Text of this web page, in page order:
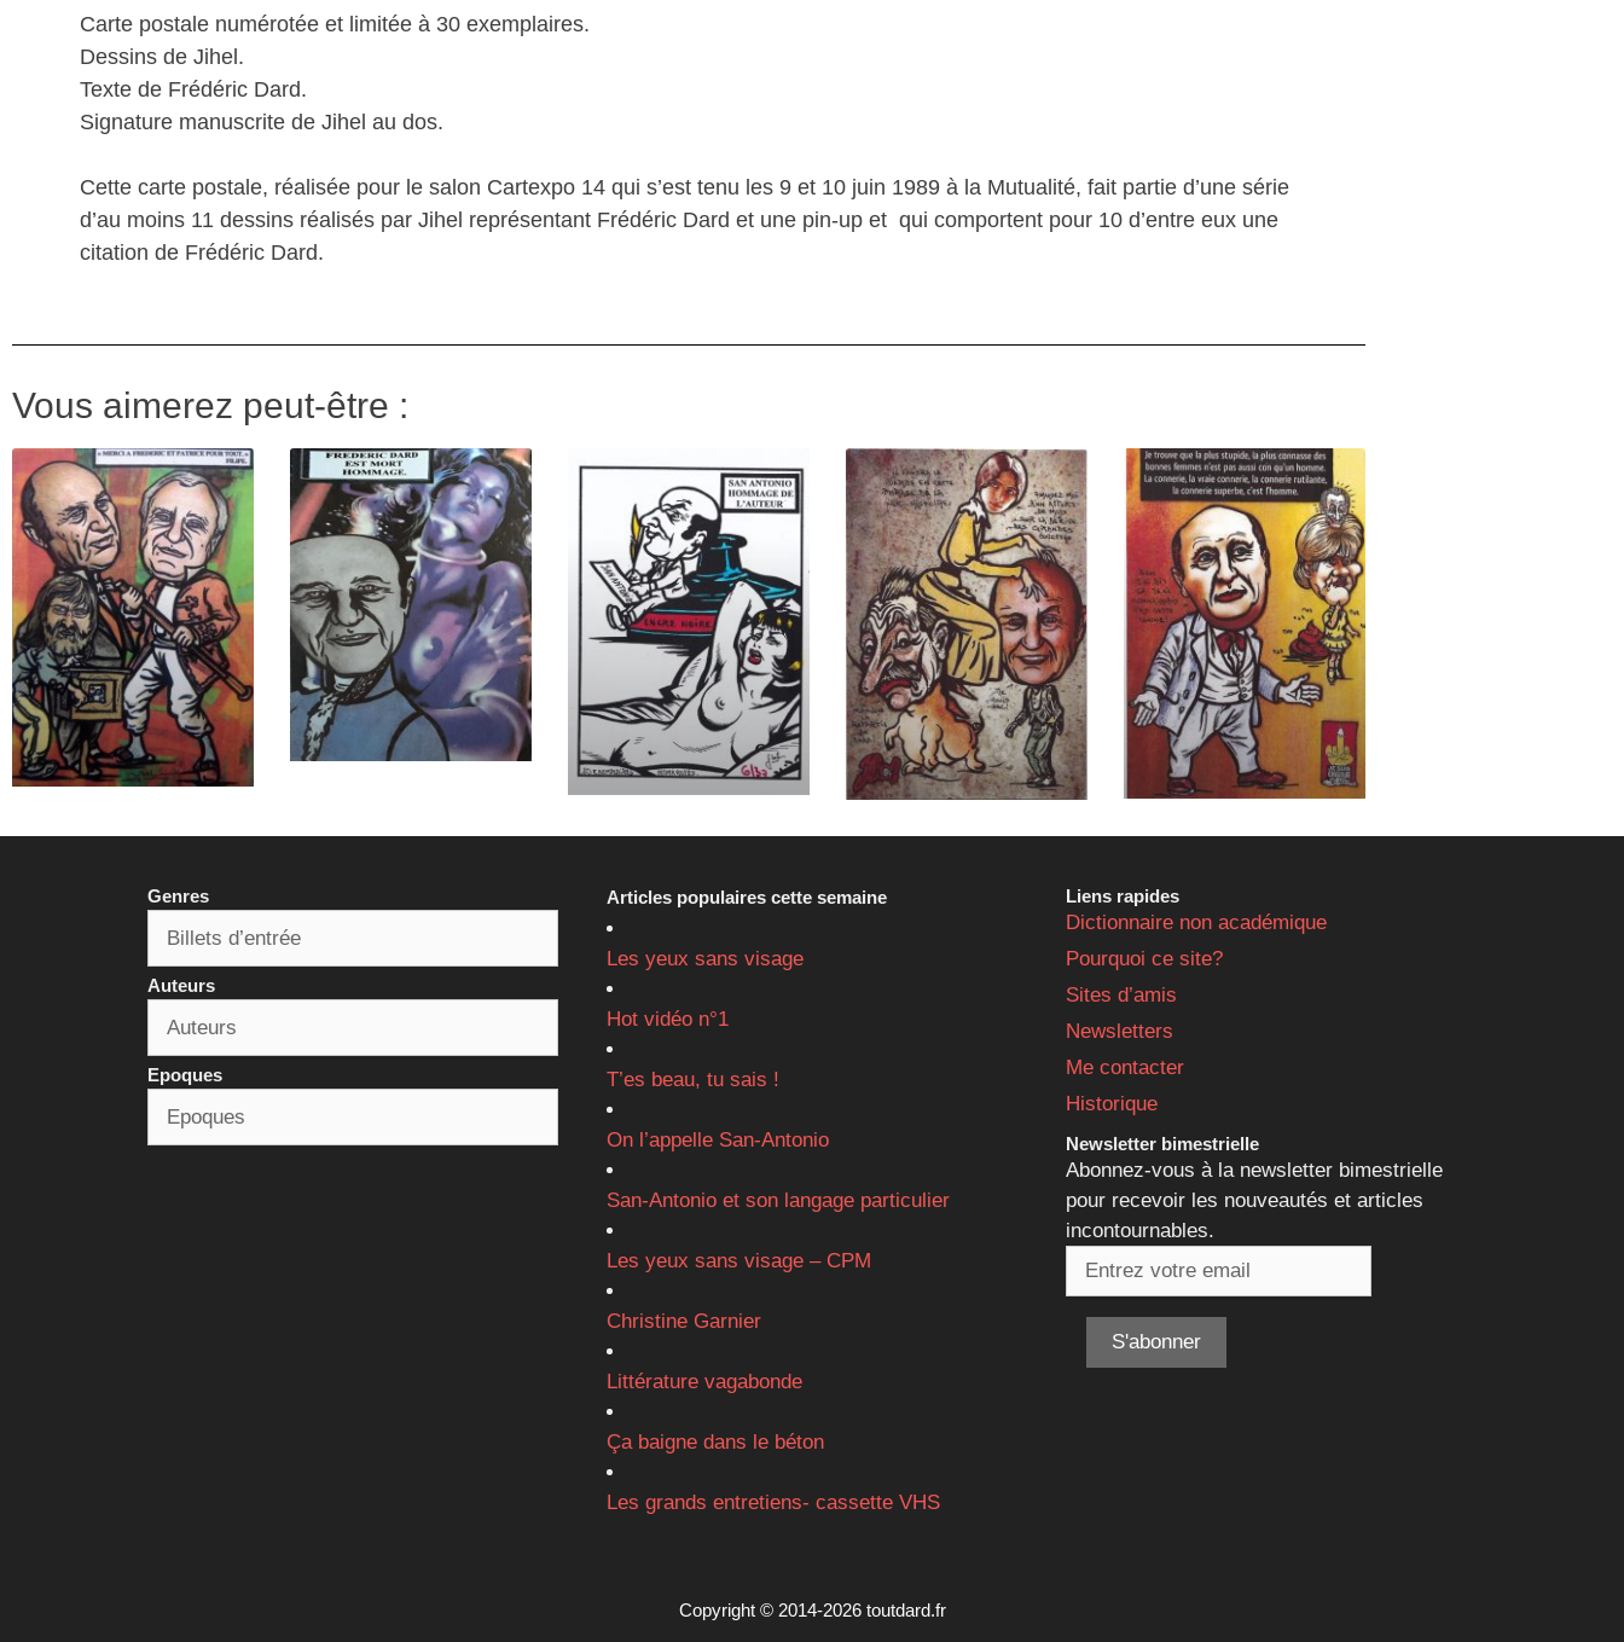
Carte postale numérotée et limitée à 30 exemplaires.
Dessins de Jihel.
Texte de Frédéric Dard.
Signature manuscrite de Jihel au dos.
Cette carte postale, réalisée pour le salon Cartexpo 14 qui s’est tenu les 9 et 10 juin 1989 à la Mutualité, fait partie d’une série
d’au moins 11 dessins réalisés par Jihel représentant Frédéric Dard et une pin-up et qui comportent pour 10 d’entre eux une
citation de Frédéric Dard.
Vous aimerez peut-être :
Genres
Auteurs
Epoques
Articles populaires cette semaine
Les yeux sans visage
Hot vidéo n°1
T’es beau, tu sais !
On l’appelle San-Antonio
San-Antonio et son langage particulier
Les yeux sans visage – CPM
Christine Garnier
Littérature vagabonde
Ça baigne dans le béton
Les grands entretiens- cassette VHS
Liens rapides
Dictionnaire non académique
Pourquoi ce site?
Sites d’amis
Newsletters
Me contacter
Historique
Newsletter bimestrielle
Abonnez-vous à la newsletter bimestrielle
pour recevoir les nouveautés et articles
incontournables.
Copyright © 2014-2026 toutdard.fr